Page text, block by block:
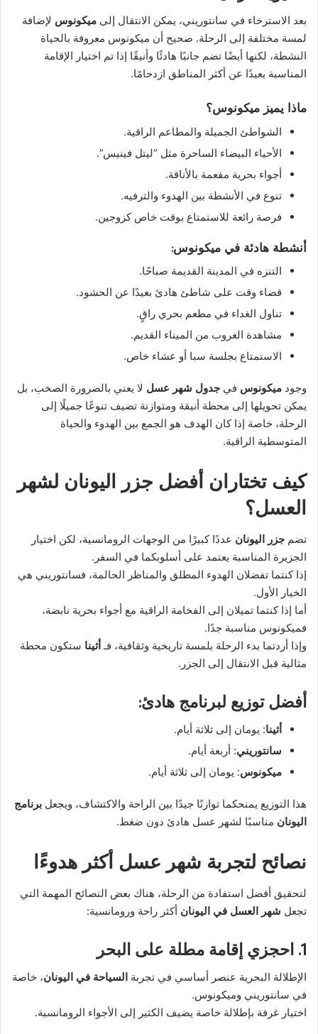
بعد الاسترخاء في سانتوريني، يمكن الانتقال إلى ميكونوس لإضافة
لمسة مختلفة إلى الرحلة. صحيح أن ميكونوس معروفة بالحياة
النشطة، لكنها أيضًا تضم جانبًا هادئًا وأنيقًا إذا تم اختيار الإقامة
المناسبة بعيدًا عن أكثر المناطق ازدحامًا.
ماذا يميز ميكونوس؟
الشواطئ الجميلة والمطاعم الراقية.
الأحياء البيضاء الساحرة مثل “ليتل فينيس”.
أجواء بحرية مفعمة بالأناقة.
تنوع في الأنشطة بين الهدوء والترفيه.
فرصة رائعة للاستمتاع بوقت خاص كزوجين.
أنشطة هادئة في ميكونوس:
التنزه في المدينة القديمة صباحًا.
قضاء وقت على شاطئ هادئ بعيدًا عن الحشود.
تناول الغداء في مطعم بحري راقٍ.
مشاهدة الغروب من الميناء القديم.
الاستمتاع بجلسة سبا أو عشاء خاص.
وجود ميكونوس في جدول شهر عسل لا يعني بالضرورة الصخب، بل
يمكن تحويلها إلى محطة أنيقة ومتوازنة تضيف تنوعًا جميلًا إلى
الرحلة، خاصة إذا كان الهدف هو الجمع بين الهدوء والحياة
المتوسطية الراقية.
كيف تختاران أفضل جزر اليونان لشهر
العسل؟
تضم جزر اليونان عددًا كبيرًا من الوجهات الرومانسية، لكن اختيار
الجزيرة المناسبة يعتمد على أسلوبكما في السفر.
إذا كنتما تفضلان الهدوء المطلق والمناظر الحالمة، فسانتوريني هي
الخيار الأول.
أما إذا كنتما تميلان إلى الفخامة الراقية مع أجواء بحرية نابضة،
فميكونوس مناسبة جدًا.
وإذا أردتما بدء الرحلة بلمسة تاريخية وثقافية، فـ أثينا ستكون محطة
مثالية قبل الانتقال إلى الجزر.
أفضل توزيع لبرنامج هادئ:
أثينا: يومان إلى ثلاثة أيام.
سانتوريني: أربعة أيام.
ميكونوس: يومان إلى ثلاثة أيام.
هذا التوزيع يمنحكما توازنًا جيدًا بين الراحة والاكتشاف، ويجعل برنامج
اليونان مناسبًا لشهر عسل هادئ دون ضغط.
نصائح لتجربة شهر عسل أكثر هدوءًا
لتحقيق أفضل استفادة من الرحلة، هناك بعض النصائح المهمة التي
تجعل شهر العسل في اليونان أكثر راحة ورومانسية:
1. احجزي إقامة مطلة على البحر
الإطلالة البحرية عنصر أساسي في تجربة السياحة في اليونان، خاصة
في سانتوريني وميكونوس.
اختيار غرفة بإطلالة خاصة يضيف الكثير إلى الأجواء الرومانسية.